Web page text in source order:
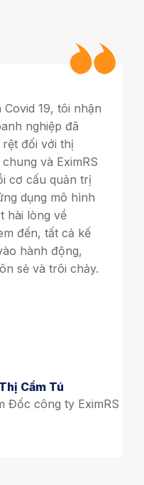
19, tôi nhận
nghiệp đã
đối với thị
và EximRS
cơ cấu quản trị
dụng mô hình
hài lòng về
đến, tất cả kế
hành động,
sẻ và trôi chảy.
Cẩm Tú
Đốc công ty EximRS